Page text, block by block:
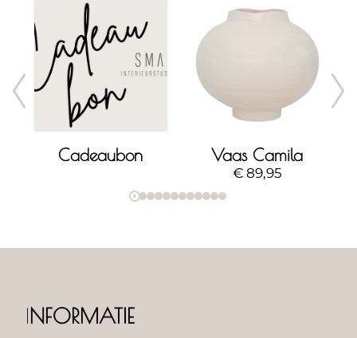
Cadeaubon Vaas Camila
€89,95
INFORMATIE